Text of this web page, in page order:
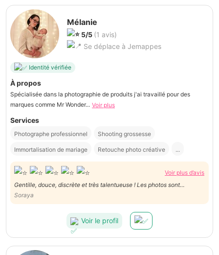
Mélanie
5/5 (1 avis)
Se déplace à Jemappes
Identité vérifiée
À propos
Spécialisée dans la photographie de produits j'ai travaillé pour des
marques comme Mr Wonder... Voir plus
Services
Photographe professionnel Shooting grossesse
Immortalisation de mariage Retouche photo créative ...
Voir plus d’avis
Gentille, douce, discrète et très talentueuse ! Les photos sont
Soraya
Voir le profil